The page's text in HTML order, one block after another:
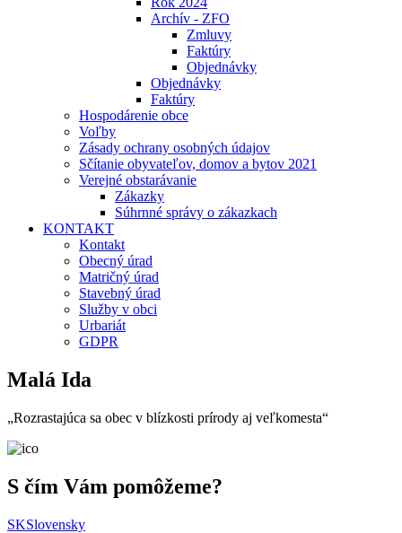
Archív - ZFO
Zmluvy
Faktúry
Objednávky
Objednávky
Faktúry
Hospodárenie obce
Voľby
Zásady ochrany osobných údajov
Sčítanie obyvateľov, domov a bytov 2021
Verejné obstarávanie
Zákazky
Súhrnné správy o zákazkach
KONTAKT
Kontakt
Obecný úrad
Matričný úrad
Stavebný úrad
Služby v obci
Urbariát
GDPR
Malá Ida
„Rozrastajúca sa obec v blízkosti prírody aj veľkomesta“
S čím Vám pomôžeme?
SKSlovensky